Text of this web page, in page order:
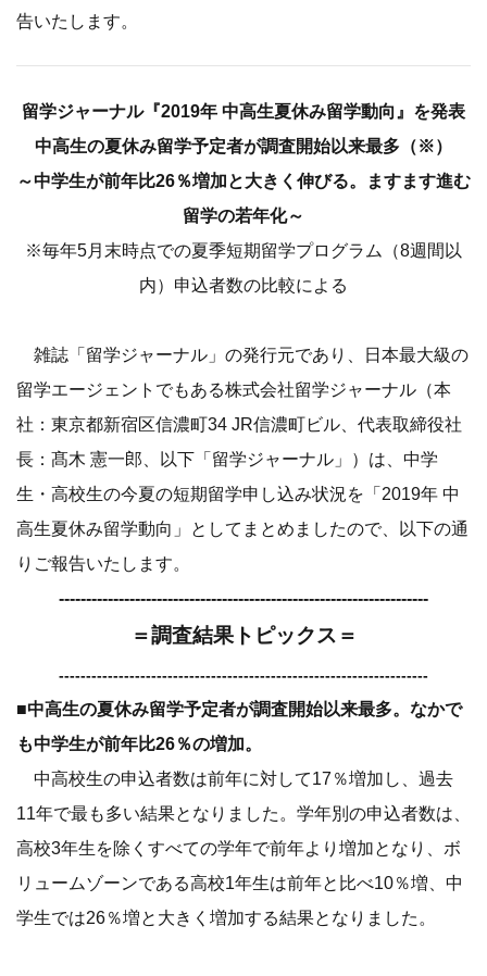
告いたします。
留学ジャーナル『2019年 中高生夏休み留学動向』を発表
中高生の夏休み留学予定者が調査開始以来最多（※）
～中学生が前年比26％増加と大きく伸びる。ますます進む
留学の若年化～
※毎年5月末時点での夏季短期留学プログラム（8週間以
内）申込者数の比較による
雑誌「留学ジャーナル」の発行元であり、日本最大級の
留学エージェントでもある株式会社留学ジャーナル（本
社：東京都新宿区信濃町34 JR信濃町ビル、代表取締役社
長：髙木 憲一郎、以下「留学ジャーナル」）は、中学
生・高校生の今夏の短期留学申し込み状況を「2019年 中
高生夏休み留学動向」としてまとめましたので、以下の通
りご報告いたします。
--------------------------------------------------------------------
＝調査結果トピックス＝
--------------------------------------------------------------------
■中高生の夏休み留学予定者が調査開始以来最多。なかで
も中学生が前年比26％の増加。
中高校生の申込者数は前年に対して17％増加し、過去
11年で最も多い結果となりました。学年別の申込者数は、
高校3年生を除くすべての学年で前年より増加となり、ボ
リュームゾーンである高校1年生は前年と比べ10％増、中
学生では26％増と大きく増加する結果となりました。